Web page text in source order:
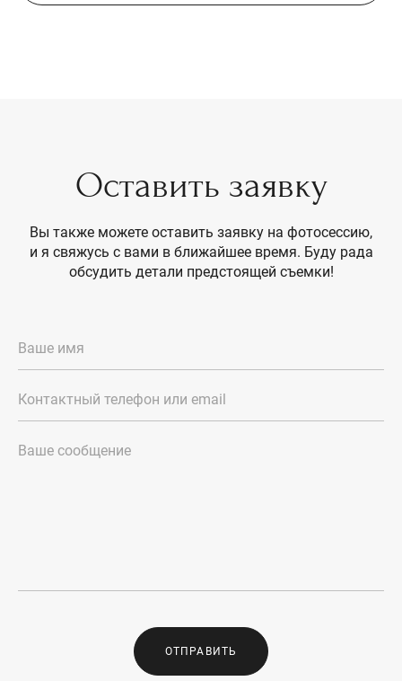
Оставить заявку
Вы также можете оставить заявку на фотосессию,
и я свяжусь с вами в ближайшее время. Буду рада
обсудить детали предстоящей съемки!
ОТПРАВИТЬ